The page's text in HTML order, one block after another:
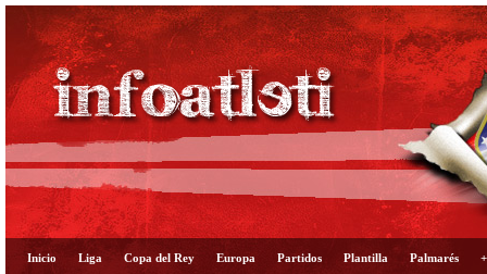
Inicio Liga Copa del Rey Europa Partidos Plantilla Palmarés